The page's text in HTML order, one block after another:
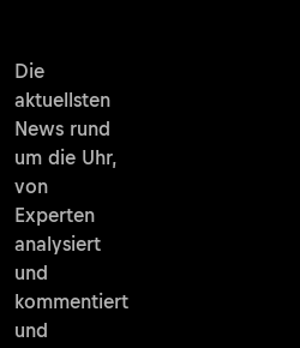
Die
aktuellsten
News rund
um die Uhr,
von
Experten
analysiert
und
kommentiert
und